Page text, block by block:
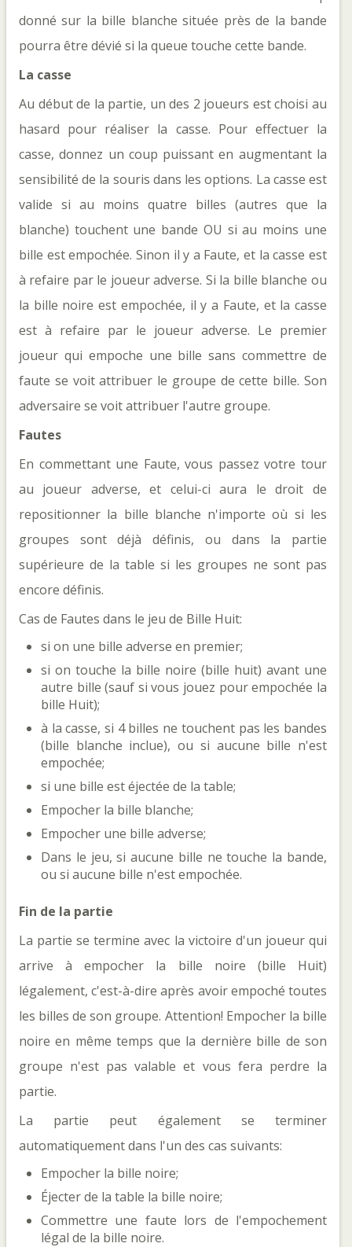
donné sur la bille blanche située près de la bande
pourra être dévié si la queue touche cette bande.
La casse
Au début de la partie, un des 2 joueurs est choisi au
hasard pour réaliser la casse. Pour effectuer la
casse, donnez un coup puissant en augmentant la
sensibilité de la souris dans les options. La casse est
valide si au moins quatre billes (autres que la
blanche) touchent une bande OU si au moins une
bille est empochée. Sinon il y a Faute, et la casse est
à refaire par le joueur adverse. Si la bille blanche ou
la bille noire est empochée, il y a Faute, et la casse
est à refaire par le joueur adverse. Le premier
joueur qui empoche une bille sans commettre de
faute se voit attribuer le groupe de cette bille. Son
adversaire se voit attribuer l'autre groupe.
Fautes
En commettant une Faute, vous passez votre tour
au joueur adverse, et celui-ci aura le droit de
repositionner la bille blanche n'importe où si les
groupes sont déjà définis, ou dans la partie
supérieure de la table si les groupes ne sont pas
encore définis.
Cas de Fautes dans le jeu de Bille Huit:
si on une bille adverse en premier;
si on touche la bille noire (bille huit) avant une
autre bille (sauf si vous jouez pour empochée la
bille Huit);
à la casse, si 4 billes ne touchent pas les bandes
(bille blanche inclue), ou si aucune bille n'est
empochée;
si une bille est éjectée de la table;
Empocher la bille blanche;
Empocher une bille adverse;
Dans le jeu, si aucune bille ne touche la bande,
ou si aucune bille n'est empochée.
Fin de la partie
La partie se termine avec la victoire d'un joueur qui
arrive à empocher la bille noire (bille Huit)
légalement, c'est-à-dire après avoir empoché toutes
les billes de son groupe. Attention! Empocher la bille
noire en même temps que la dernière bille de son
groupe n'est pas valable et vous fera perdre la
partie.
La partie peut également se terminer
automatiquement dans l'un des cas suivants:
Empocher la bille noire;
Éjecter de la table la bille noire;
Commettre une faute lors de l'empochement
légal de la bille noire.